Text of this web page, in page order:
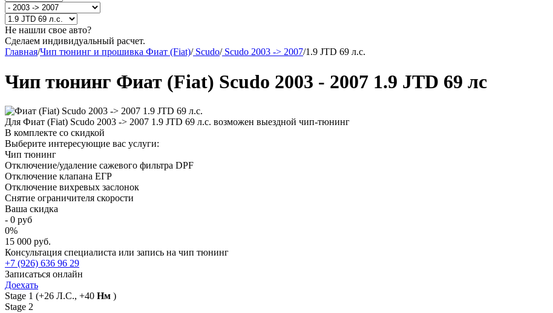
Не нашли свое авто?
Сделаем индивидуальный расчет.
Главная/Чип тюнинг и прошивка Фиат (Fiat)/Scudo/Scudo 2003 -> 2007/1.9 JTD 69 л.с.
Чип тюнинг Фиат (Fiat) Scudo 2003 - 2007 1.9 JTD 69 лс
Для Фиат (Fiat) Scudo 2003 -> 2007 1.9 JTD 69 л.с. возможен выездной чип-тюнинг
В комплекте со скидкой
Выберите интересующие вас услуги:
Чип тюнинг
Отключение/удаление сажевого фильтра DPF
Отключение клапана ЕГР
Отключение вихревых заслонок
Снятие ограничителя скорости
Ваша скидка
- 0 руб
0%
15 000 руб.
Консультация специалиста или запись на чип тюнинг
+7 (926) 636 96 29
Записаться онлайн
Доехать
Stage 1 (+26 Л.С., +40 Нм )
Stage 2